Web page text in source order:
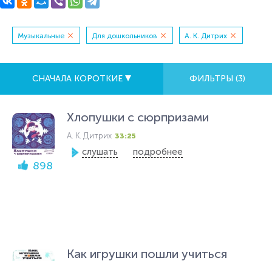
Музыкальные Для дошкольников А. К. Дитрих
СНАЧАЛА КОРОТКИЕ ФИЛЬТРЫ (3)
898
Хлопушки с сюрпризами
А. К. Дитрих 33:25
слушать подробнее
Как игрушки пошли учиться